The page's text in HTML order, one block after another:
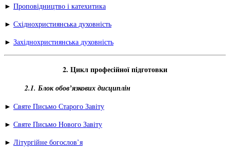
► Проповідництво і катехитика
► Східнохристиянська духовність
► Західнохристиянська духовність
2. Цикл професійної підготовки
2.1. Блок обов’язкових дисциплін
► Святе Письмо Старого Завіту
► Святе Письмо Нового Завіту
► Літургійне богослов’я